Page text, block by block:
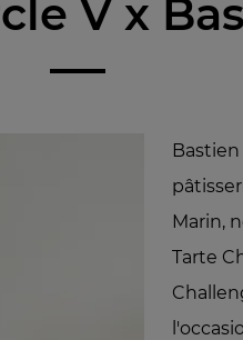
V x
Marin,
Tarte